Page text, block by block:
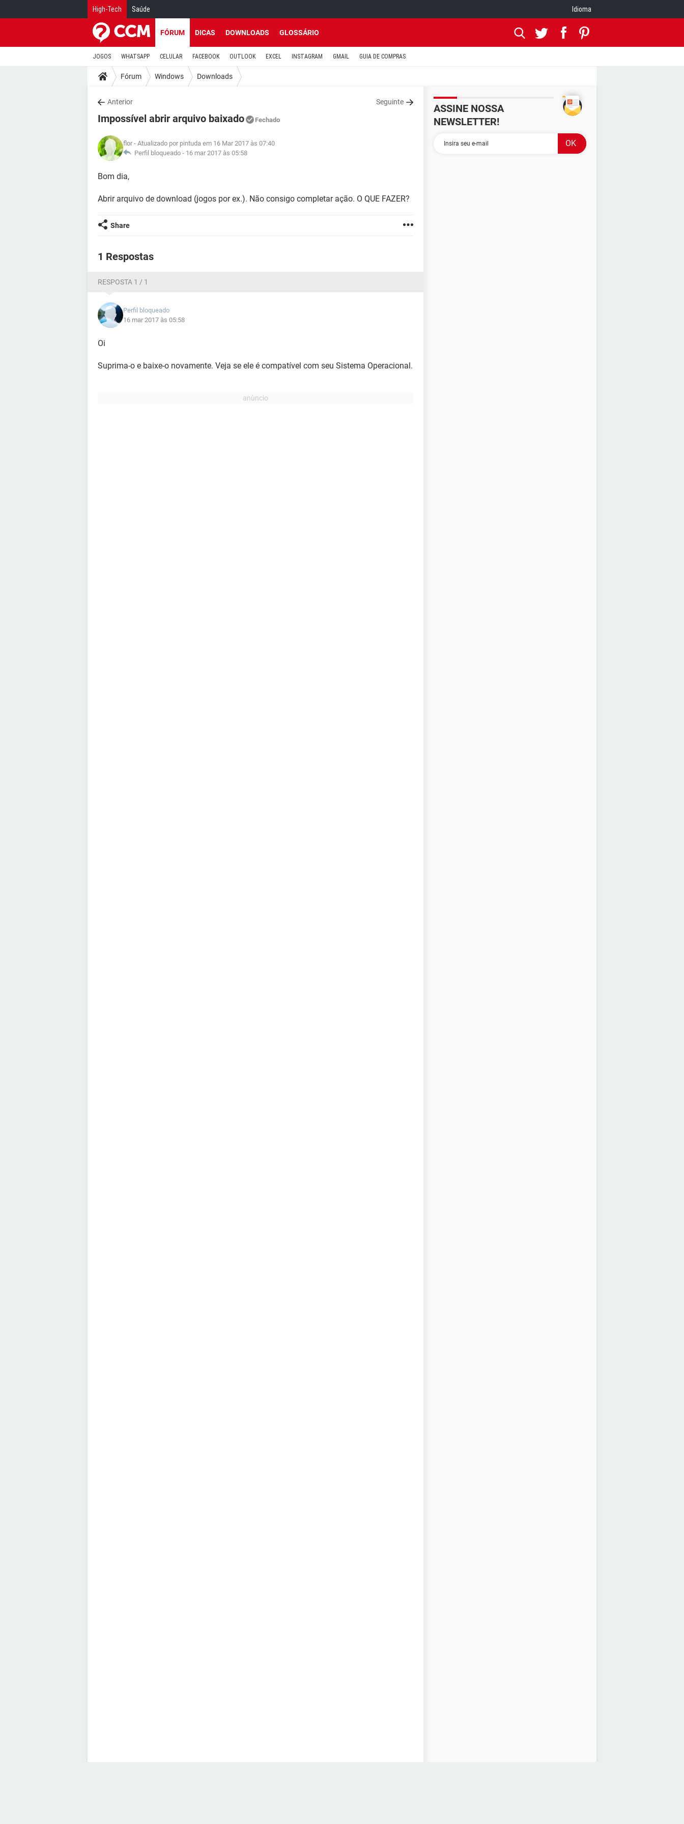
High-Tech Saúde Idioma
FÓRUM DICAS DOWNLOADS GLOSSÁRIO
JOGOS WHATSAPP CELULAR FACEBOOK OUTLOOK EXCEL INSTAGRAM GMAIL GUIA DE COMPRAS
Fórum Windows Downloads
Anterior Seguinte
Impossível abrir arquivo baixado Fechado
flor - Atualizado por pintuda em 16 Mar 2017 às 07:40
Perfil bloqueado - 16 mar 2017 às 05:58
Bom dia,
Abrir arquivo de download (jogos por ex.). Não consigo completar ação. O QUE FAZER?
Share
1 Respostas
RESPOSTA 1 / 1
Perfil bloqueado
16 mar 2017 às 05:58
Oi
Suprima-o e baixe-o novamente. Veja se ele é compatível com seu Sistema Operacional.
ASSINE NOSSA
NEWSLETTER!